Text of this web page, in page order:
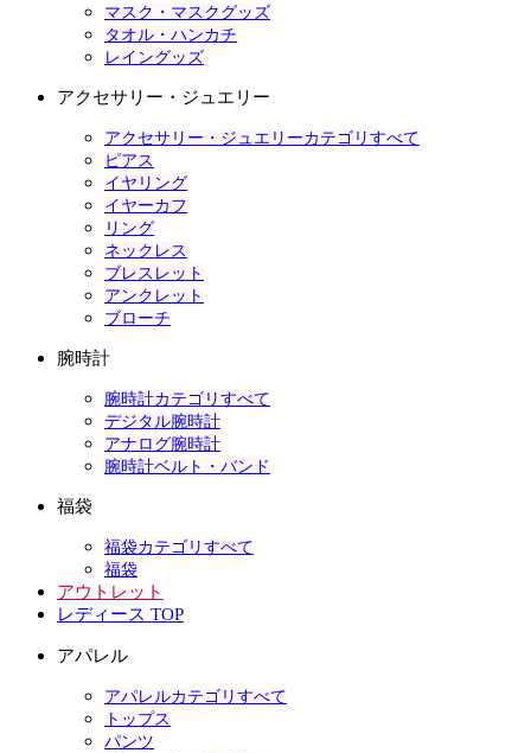
マスク・マスクグッズ
タオル・ハンカチ
レイングッズ
アクセサリー・ジュエリー
アクセサリー・ジュエリーカテゴリすべて
ピアス
イヤリング
イヤーカフ
リング
ネックレス
ブレスレット
アンクレット
ブローチ
腕時計
腕時計カテゴリすべて
デジタル腕時計
アナログ腕時計
腕時計ベルト・バンド
福袋
福袋カテゴリすべて
福袋
アウトレット
レディース TOP
アパレル
アパレルカテゴリすべて
トップス
パンツ